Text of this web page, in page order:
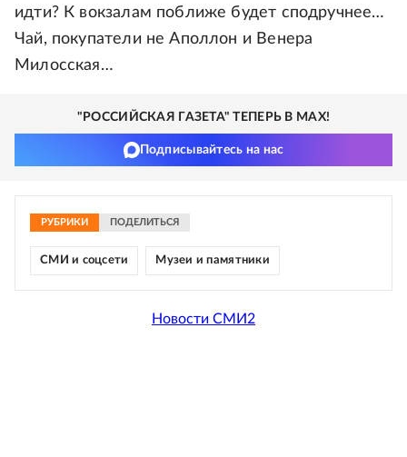
идти? К вокзалам поближе будет сподручнее…
Чай, покупатели не Аполлон и Венера
Милосская…
"РОССИЙСКАЯ ГАЗЕТА" ТЕПЕРЬ В MAX!
Подписывайтесь на нас
РУБРИКИ ПОДЕЛИТЬСЯ
СМИ и соцсети Музеи и памятники
Новости СМИ2